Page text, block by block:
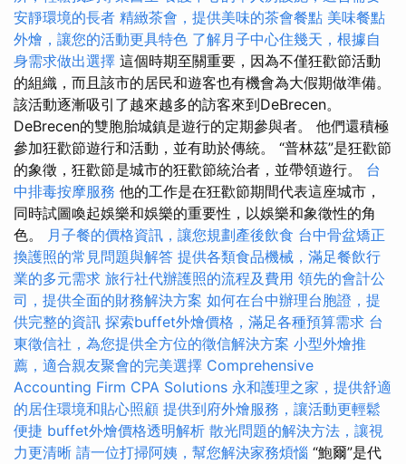
安靜環境的長者 精緻茶會，提供美味的茶會餐點 美味餐點
外燴，讓您的活動更具特色 了解月子中心住幾天，根據自
身需求做出選擇 這個時期至關重要，因為不僅狂歡節活動
的組織，而且該市的居民和遊客也有機會為大假期做準備。
該活動逐漸吸引了越來越多的訪客來到DeBrecen。
DeBrecen的雙胞胎城鎮是遊行的定期參與者。 他們還積極
參加狂歡節遊行和活動，並有助於傳統。 “普林茲”是狂歡節
的象徵，狂歡節是城市的狂歡節統治者，並帶領遊行。 台
中排毒按摩服務 他的工作是在狂歡節期間代表這座城市，
同時試圖喚起娛樂和娛樂的重要性，以娛樂和象徵性的角
色。 月子餐的價格資訊，讓您規劃產後飲食 台中骨盆矯正
換護照的常見問題與解答 提供各類食品機械，滿足餐飲行
業的多元需求 旅行社代辦護照的流程及費用 領先的會計公
司，提供全面的財務解決方案 如何在台中辦理台胞證，提
供完整的資訊 探索buffet外燴價格，滿足各種預算需求 台
東徵信社，為您提供全方位的徵信解決方案 小型外燴推
薦，適合親友聚會的完美選擇 Comprehensive
Accounting Firm CPA Solutions 永和護理之家，提供舒適
的居住環境和貼心照顧 提供到府外燴服務，讓活動更輕鬆
便捷 buffet外燴價格透明解析 散光問題的解決方法，讓視
力更清晰 請一位打掃阿姨，幫您解決家務煩惱 “鮑爾”是代